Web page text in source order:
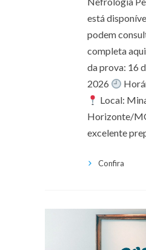
está
podem
completa
da prova: 16
2026
Local:
Horizonte/
excelente
Confira